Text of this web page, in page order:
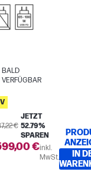
BALD
VERFÜGBAR
€
JETZT
52.79%
SPAREN
€inkl.
MwSt.
IN